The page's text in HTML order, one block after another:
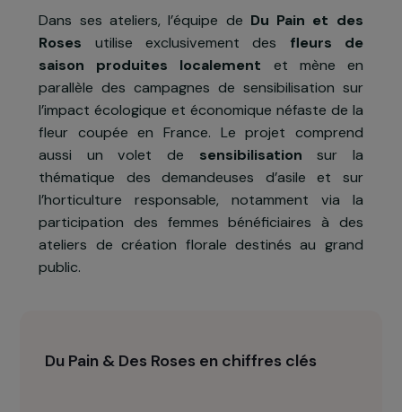
horticulture raisonnéepour90
demandeuses d’asile et éloignées
l’emploi, afin de
valoriser leurs
et de faciliter leur
professionnelle
Dans ses ateliers, l’équipe deDu Pain et
Rosesutilise exclusivement desfleurs
saison produites localementet mène
parallèle des campagnes de sensibilisation
l’impact écologique et économique néfaste de
l’horticulture responsable, notamment via